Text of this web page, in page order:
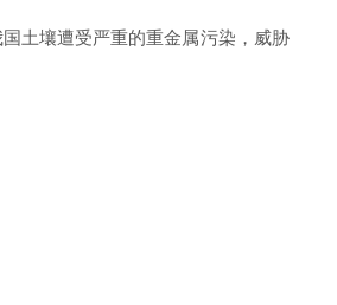
土壤遭受严重的重金属污染，威胁